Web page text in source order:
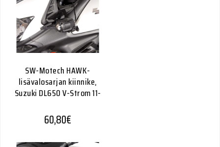
SW-Motech HAWK-
lisävalosarjan kiinnike,
Suzuki DL650 V-Strom 11-
60,80€